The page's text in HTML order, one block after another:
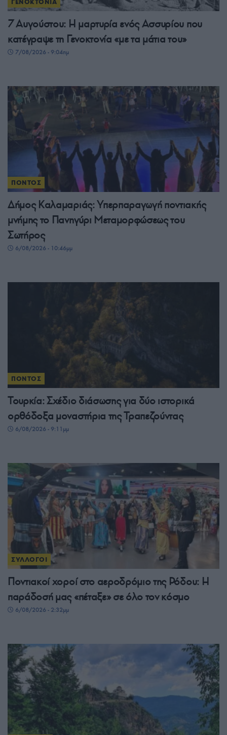
ΓΕΝΟΚΤΟΝΙΑ
7 Αυγούστου: Η μαρτυρία ενός Ασσυρίου που
κατέγραψε τη Γενοκτονία «με τα μάτια του»
7/08/2026 - 9:04πμ
ΠΟΝΤΟΣ
Δήμος Καλαμαριάς: Υπερπαραγωγή ποντιακής
μνήμης το Πανηγύρι Μεταμορφώσεως του
Σωτήρος
6/08/2026 - 10:46μμ
ΠΟΝΤΟΣ
Τουρκία: Σχέδιο διάσωσης για δύο ιστορικά
ορθόδοξα μοναστήρια της Τραπεζούντας
6/08/2026 - 9:11μμ
ΣΥΛΛΟΓΟΙ
Ποντιακοί χοροί στο αεροδρόμιο της Ρόδου: Η
παράδοσή μας «πέταξε» σε όλο τον κόσμο
6/08/2026 - 2:32μμ